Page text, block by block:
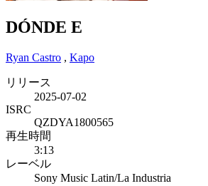
DÓNDE E
Ryan Castro , Kapo
リリース
2025-07-02
ISRC
QZDYA1800565
再生時間
3:13
レーベル
Sony Music Latin/La Industria